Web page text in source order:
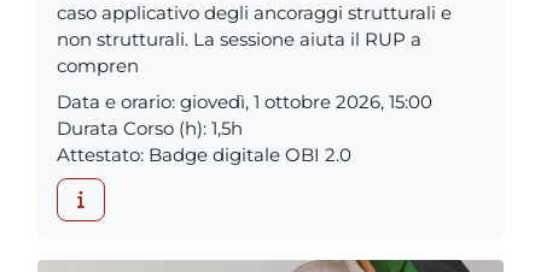
caso applicativo degli ancoraggi strutturali e
non strutturali. La sessione aiuta il RUP a
compren
Data e orario: giovedì, 1 ottobre 2026, 15:00
Durata Corso (h): 1,5h
Attestato: Badge digitale OBI 2.0